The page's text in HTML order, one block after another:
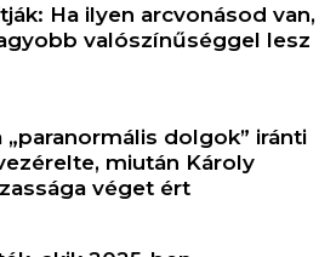
Ha ilyen arcvonásod van,
valószínűséggel lesz
„paranormális dolgok” iránti
miután Károly
véget ért